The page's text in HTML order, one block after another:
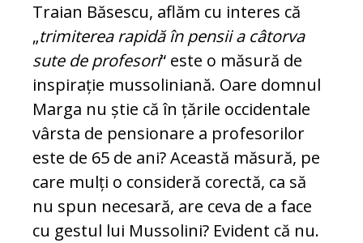
Traian Bă­sescu, aflăm cu interes că
„trimiterea ra­pidă în pensii a câtorva
sute de pro­fe­sori“ este o măsură de
inspirație mu­sso­liniană. Oare domnul
Marga nu știe că în țările occidentale
vârsta de pensionare a profesorilor
este de 65 de ani? Această mă­sură, pe
care mulți o consideră corectă, ca să
nu spun necesară, are ceva de a face
cu gestul lui Mussolini? Evident că nu.